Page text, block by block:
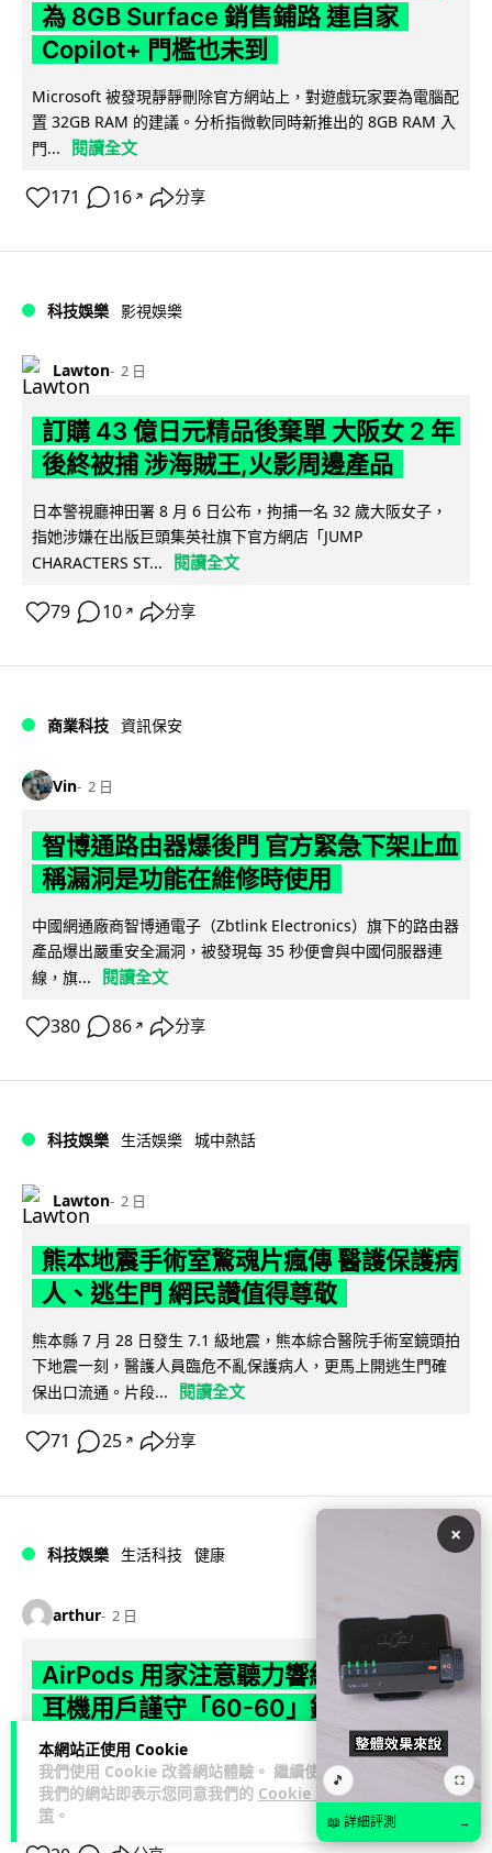
本網站正使用 Cookie
我們使用 Cookie 改善網站體驗。 繼續使用
我們的網站即表示您同意我們的 Cookie 政
策 。
為 8GB Surface 銷售鋪路 連自家
Copilot+ 門檻也未到
Microsoft 被發現靜靜刪除官方網站上，對遊戲玩家要為電腦配
置 32GB RAM 的建議。分析指微軟同時新推出的 8GB RAM 入
門...
閱讀全文
171 16 ↗ 分享
科技娛樂 影視娛樂
Lawton 2 日
訂購 43 億日元精品後棄單 大阪女 2 年
後終被捕 涉海賊王,火影周邊產品
日本警視廳神田署 8 月 6 日公布，拘捕一名 32 歲大阪女子，
指她涉嫌在出版巨頭集英社旗下官方網店「JUMP
CHARACTERS ST...
閱讀全文
79 10 ↗ 分享
商業科技 資訊保安
Vin 2 日
智博通路由器爆後門 官方緊急下架止血
稱漏洞是功能在維修時使用
中國網通廠商智博通電子（Zbtlink Electronics）旗下的路由器
產品爆出嚴重安全漏洞，被發現每 35 秒便會與中國伺服器連
線，旗...
閱讀全文
380 86 ↗ 分享
科技娛樂 生活娛樂 城中熱話
Lawton 2 日
熊本地震手術室驚魂片瘋傳 醫護保護病
人、逃生門 網民讚值得尊敬
熊本縣 7 月 28 日發生 7.1 級地震，熊本綜合醫院手術室鏡頭拍
下地震一刻，醫護人員臨危不亂保護病人，更馬上開逃生門確
保出口流通。片段...
閱讀全文
71 25 ↗ 分享
科技娛樂 生活科技 健康
arthur 2 日
AirPods 用家注意聽力響紅燈 醫學界籲
耳機用戶謹守「60-60」鐵律
長時間高音量佩戴耳機可能導致永久性噪音性聽損。本文盤點 4
大聽力受損警號，介紹科學護耳的「60-60 原則」及 Apple 內
置防護功能，... 閱讀全文
×
🎵 ⛶
📖 詳細評測 →